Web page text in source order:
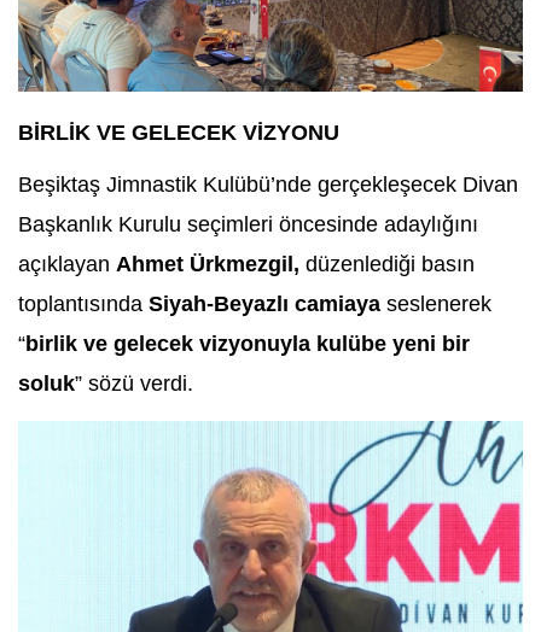
BİRLİK VE GELECEK VİZYONU
Beşiktaş Jimnastik Kulübü’nde gerçekleşecek Divan
Başkanlık Kurulu seçimleri öncesinde adaylığını
açıklayan Ahmet Ürkmezgil, düzenlediği basın
toplantısında Siyah-Beyazlı camiaya seslenerek
“birlik ve gelecek vizyonuyla kulübe yeni bir
soluk” sözü verdi.